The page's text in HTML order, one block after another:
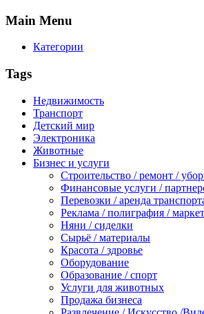
Main Menu
Категории
Tags
Недвижимость
Транспорт
Детский мир
Электроника
Животные
Бизнес и услуги
Строительство / ремонт /
Финансовые услуги /
Перевозки / аренда
Реклама / полиграфия /
Няни / сиделки
Сырьё / материалы
Красота / здровье
Оборудование
Образование / спорт
Услуги для животных
Продажа бизнеса